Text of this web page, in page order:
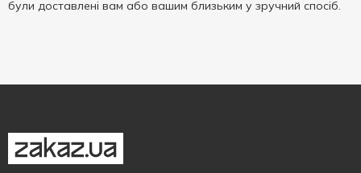
були доставлені вам або вашим близьким у зручний спосіб.